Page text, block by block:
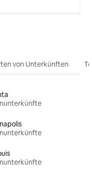
von Unterkünften